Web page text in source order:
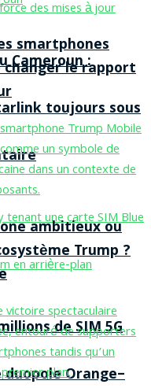
Cameroun :
toujours sous
de SIM 5G
Orange–
smartphones
le rapport
ambitieux ou
Trump ?